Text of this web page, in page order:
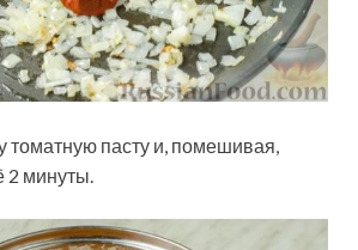
томатную пасту и, помешивая,
минуты.